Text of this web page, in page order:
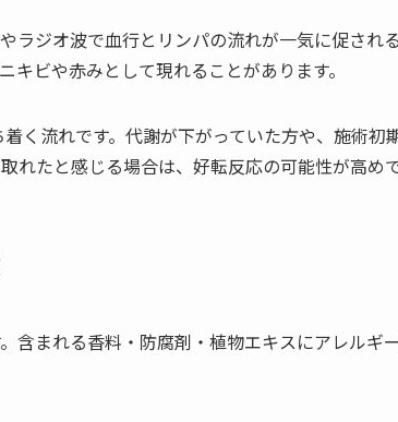
ラジオ波で血行とリンパの流れが一気に促され
ビや赤みとして現れることがあります。
く流れです。代謝が下がっていた方や、施術初
れたと感じる場合は、好転反応の可能性が高めで
含まれる香料・防腐剤・植物エキスにアレルギ